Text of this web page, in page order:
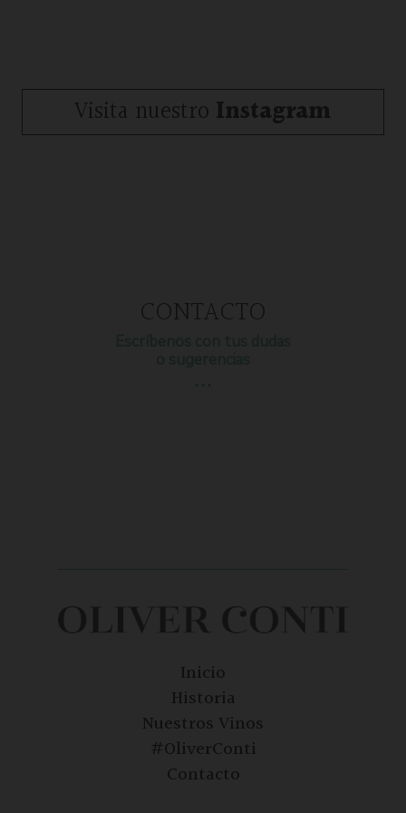
Visita nuestro Instagram
CONTACTO
Inicio
Historia
Nuestros Vinos
#OliverConti
Contacto